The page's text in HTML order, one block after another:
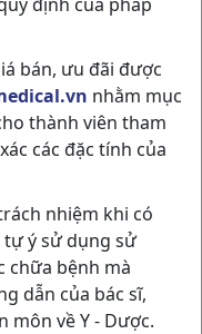
bán, ưu đãi được
nhằm mục
thành viên tham
các đặc tính của
nhiệm khi có
tự ý sử dụng sử
chữa bệnh mà
dẫn của bác sĩ,
môn về Y - Dược.
muốn đem đến cho
lượng, dịch vụ
Trang Thiết Bị Y
King số 15